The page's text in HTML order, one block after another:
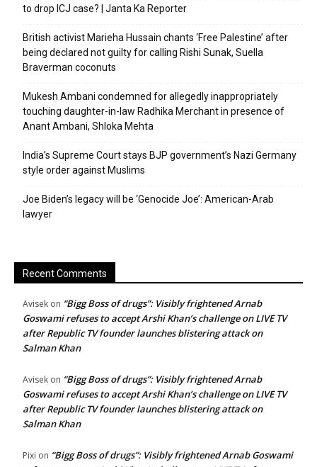
to drop ICJ case? | Janta Ka Reporter
British activist Marieha Hussain chants ‘Free Palestine’ after
being declared not guilty for calling Rishi Sunak, Suella
Braverman coconuts
Mukesh Ambani condemned for allegedly inappropriately
touching daughter-in-law Radhika Merchant in presence of
Anant Ambani, Shloka Mehta
India’s Supreme Court stays BJP government’s Nazi Germany
style order against Muslims
Joe Biden’s legacy will be ‘Genocide Joe’: American-Arab
lawyer
Recent Comments
Avisek on “Bigg Boss of drugs”: Visibly frightened Arnab
Goswami refuses to accept Arshi Khan’s challenge on LIVE TV
after Republic TV founder launches blistering attack on
Salman Khan
Avisek on “Bigg Boss of drugs”: Visibly frightened Arnab
Goswami refuses to accept Arshi Khan’s challenge on LIVE TV
after Republic TV founder launches blistering attack on
Salman Khan
Pixi on “Bigg Boss of drugs”: Visibly frightened Arnab Goswami